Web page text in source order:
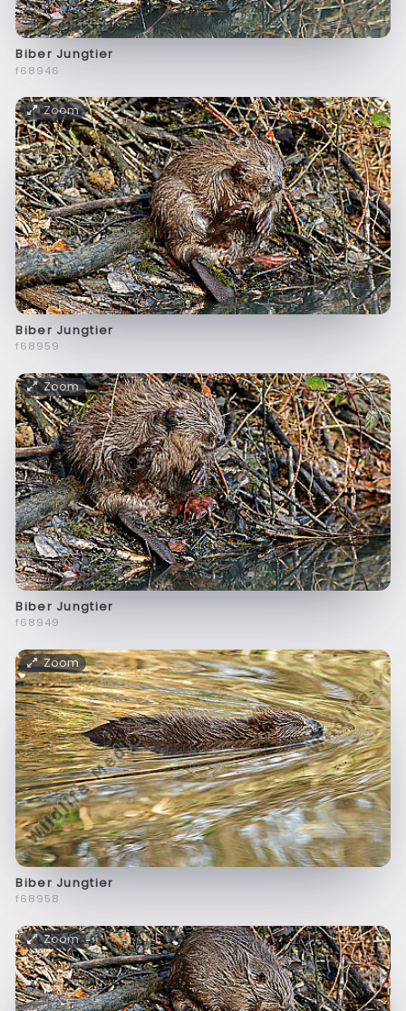
Biber Jungtier
f68946
Zoom
Biber Jungtier
f68959
Zoom
Biber Jungtier
f68949
Zoom
Biber Jungtier
f68958
Zoom